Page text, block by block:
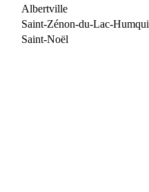
Albertville
Saint-Zénon-du-Lac-Humqui
Saint-Noël